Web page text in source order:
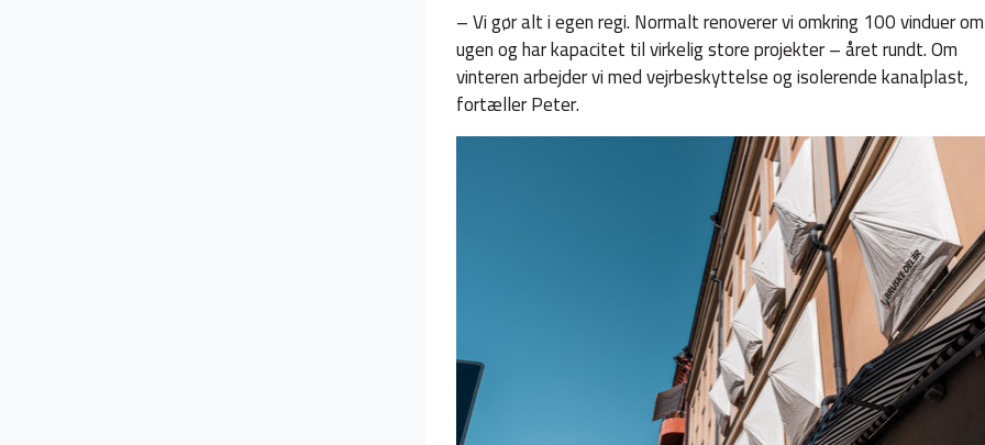
– Vi gør alt i egen regi. Normalt renoverer vi omkring 100 vinduer om
ugen og har kapacitet til virkelig store projekter – året rundt. Om
vinteren arbejder vi med vejrbeskyttelse og isolerende kanalplast,
fortæller Peter.